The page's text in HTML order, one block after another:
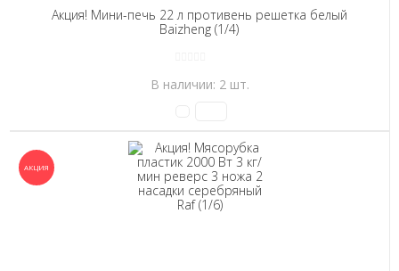
Акция! Мини-печь 22 л противень решетка белый
Baizheng (1/4)
В наличии: 2 шт.